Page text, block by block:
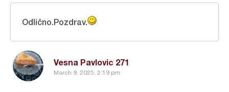
Vesna Pavlovic 271
March 9, 2025, 2:19 pm
Odlično.Pozdrav.